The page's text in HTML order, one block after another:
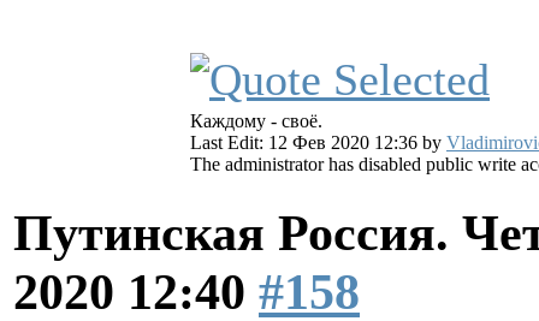
Каждому - своё.
Last Edit: 12 Фев 2020 12:36 by
The administrator has disabled public write
Путинская Россия.
2020 12:40 #158